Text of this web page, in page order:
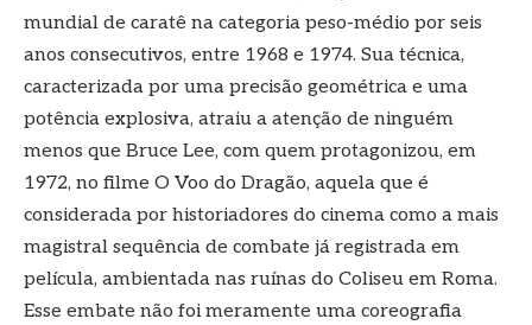
mundial de caratê na categoria peso-médio por seis
anos consecutivos, entre 1968 e 1974. Sua técnica,
caracterizada por uma precisão geométrica e uma
potência explosiva, atraiu a atenção de ninguém
menos que Bruce Lee, com quem protagonizou, em
1972, no filme O Voo do Dragão, aquela que é
considerada por historiadores do cinema como a mais
magistral sequência de combate já registrada em
película, ambientada nas ruínas do Coliseu em Roma.
Esse embate não foi meramente uma coreografia